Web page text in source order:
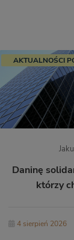
AKTUALNOŚCI
Daninę
którzy
4 sierpień 2026